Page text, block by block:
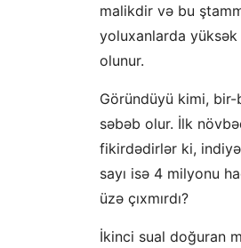
malikdir və bu
yoluxanlarda
olunur.
Göründüyü kimi, bir-
səbəb olur. İlk
fikirdədirlər ki,
sayı isə 4 milyonu
üzə çıxmırdı?
İkinci sual doğuran